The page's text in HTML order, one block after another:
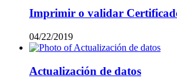
Imprimir o validar
04/22/2019
Actualización de datos